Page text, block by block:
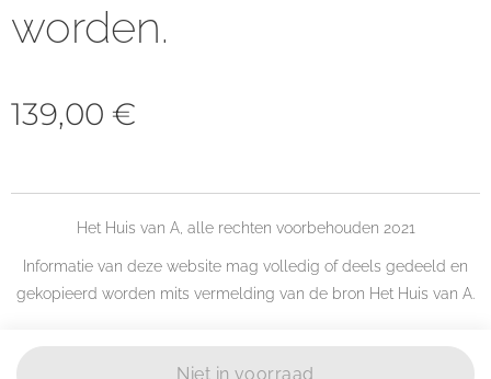
worden.
139,00 €
Niet in voorraad
Het Huis van A, alle rechten voorbehouden 2021
Informatie van deze website mag volledig of deels gedeeld en
gekopieerd worden mits vermelding van de bron Het Huis van A.